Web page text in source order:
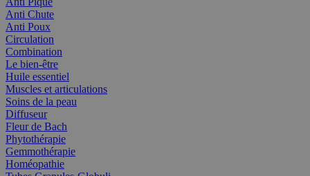
Anti Chute
Anti Poux
Circulation
Combination
Le bien-être
Huile essentiel
Muscles et articulations
Soins de la peau
Diffuseur
Fleur de Bach
Phytothérapie
Gemmothérapie
Homéopathie